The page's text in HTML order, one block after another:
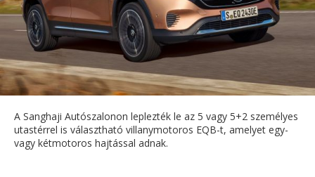
A Sanghaji Autószalonon leplezték le az 5 vagy 5+2 személyes
utastérrel is választható villanymotoros EQB-t, amelyet egy-
vagy kétmotoros hajtással adnak.